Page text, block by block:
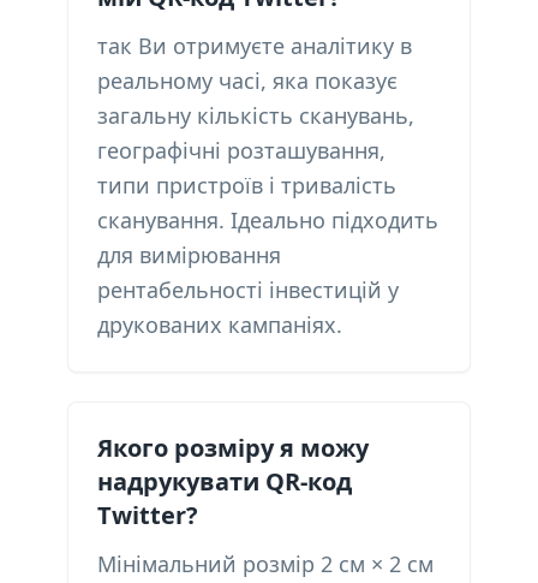
так Ви отримуєте аналітику в
реальному часі, яка показує
загальну кількість сканувань,
географічні розташування,
типи пристроїв і тривалість
сканування. Ідеально підходить
для вимірювання
рентабельності інвестицій у
друкованих кампаніях.
Якого розміру я можу
надрукувати QR-код
Twitter?
Мінімальний розмір 2 см × 2 см